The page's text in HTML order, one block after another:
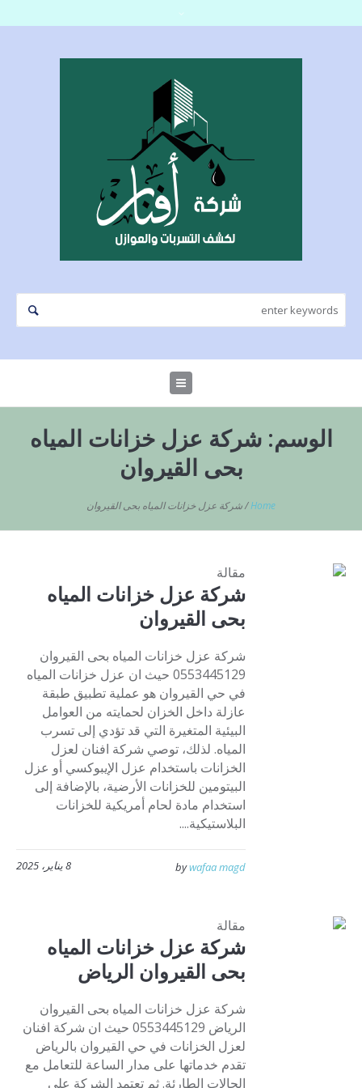
الوسم:شركة عزل خزانات المياه
بحى القيروان
Home
/شركة عزل خزانات المياه بحى القيروان
مقالة
شركة عزل خزانات المياه
بحى القيروان
شركة عزل خزانات المياه بحى القيروان
0553445129 حيث ان عزل خزانات المياه
في حي القيروان هو عملية تطبيق طبقة
عازلة داخل الخزان لحمايته من العوامل
البيئية المتغيرة التي قد تؤدي إلى تسرب
المياه. لذلك، توصي شركة افنان لعزل
الخزانات باستخدام عزل الإيبوكسي أو عزل
البيتومين للخزانات الأرضية، بالإضافة إلى
استخدام مادة لحام أمريكية للخزانات
البلاستيكية....
8 يناير، 2025 bywafaa magd
مقالة
شركة عزل خزانات المياه
بحى القيروان الرياض
شركة عزل خزانات المياه بحى القيروان
الرياض 0553445129 حيث ان شركة افنان
لعزل الخزانات في حي القيروان بالرياض
تقدم خدماتها على مدار الساعة للتعامل مع
الحالات الطارئة. ثم تعتمد الشركة على